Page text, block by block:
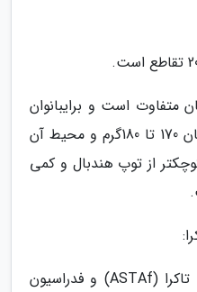
متفاوت است و برایبانوان
بین 150 تا 160 گرم و برای آقایان 170 تا 180گرم و محیط آن
از توپ هندبال و کمی
سران فدراسیون آسیایی سپک تاکرا (ASTAf) و فدراسیون